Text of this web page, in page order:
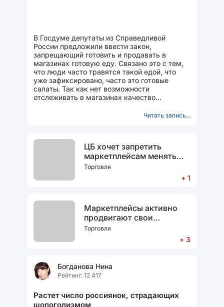
В Госдуме депутаты из Справедливой
России предложили ввести закон,
запрещающий готовить и продавать в
магазинах готовую еду. Связано это с тем,
что люди часто травятся такой едой, что
уже зафиксировано, часто это готовые
салаты. Так как нет возможности
отслеживать в магазинах качество
Читать запись...
ЦБ хочет запретить
маркетплейсам менять
цену товара в
Торговля
+ 1
Маркетплейсы активно
продвигают свои
банковские услуги
Торговля
+ 3
Богданова Нина
Рейтинг: 12 417
Растет число россиянок, страдающих
шопоголизмом